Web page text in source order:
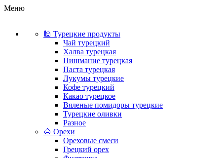
Меню
🕌 Турецкие продукты
Чай турецкий
Халва турецкая
Пишмание турецкая
Паста турецкая
Лукумы турецкие
Кофе турецкий
Какао турецкое
Вяленые помидоры турецкие
Турецкие оливки
Разное
🌰 Орехи
Ореховые смеси
Грецкий орех